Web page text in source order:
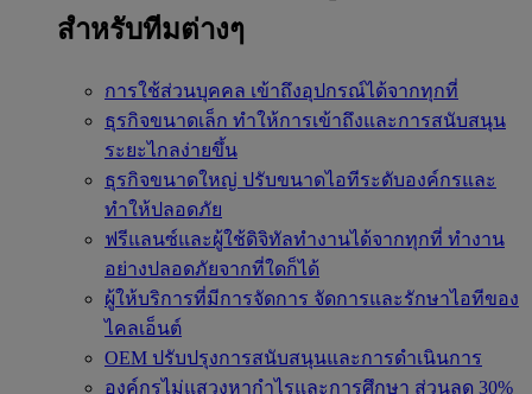
สำหรับทีมต่างๆ
การใช้ส่วนบุคคล เข้าถึงอุปกรณ์ได้จากทุกที่
ธุรกิจขนาดเล็ก ทำให้การเข้าถึงและการสนับสนุน
ระยะไกลง่ายขึ้น
ธุรกิจขนาดใหญ่ ปรับขนาดไอทีระดับองค์กรและ
ทำให้ปลอดภัย
ฟรีแลนซ์และผู้ใช้ดิจิทัลทำงานได้จากทุกที่ ทำงาน
อย่างปลอดภัยจากที่ใดก็ได้
ผู้ให้บริการที่มีการจัดการ จัดการและรักษาไอทีของ
ไคลเอ็นต์
OEM ปรับปรุงการสนับสนุนและการดำเนินการ
องค์กรไม่แสวงหากำไรและการศึกษา ส่วนลด 30%